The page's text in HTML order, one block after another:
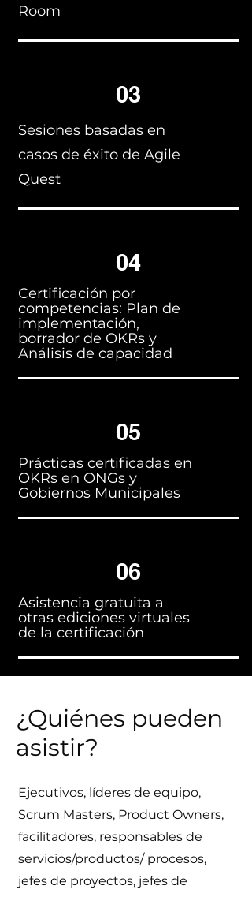
Room
03
Sesiones basadas en
casos de éxito de Agile
Quest
04
Certificación por
competencias: Plan de
implementación,
borrador de OKRs y
Análisis de capacidad
05
Prácticas certificadas en
OKRs en ONGs y
Gobiernos Municipales
06
Asistencia gratuita a
otras ediciones virtuales
de la certificación
¿Quiénes pueden
asistir?
Ejecutivos, líderes de equipo,
Scrum Masters, Product Owners,
facilitadores, responsables de
servicios/productos/ procesos,
jefes de proyectos, jefes de